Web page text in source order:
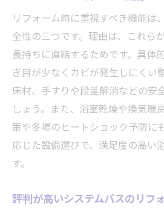
リフォーム体験談から
ト
浴室リフォーム後に意
重要性
暮らしを豊かにするリ
ショールーム訪問で分
リフォーム時に重視すべき機能は
全性の三つです。理由は、これら
長持ちに直結するためです。具体
ぎ目が少なくカビが発生しにくい
床材、手すりや段差解消などの安
しょう。また、浴室乾燥や換気暖
策や冬場のヒートショック予防に
応じた設備選びで、満足度の高い
す。
評判が高いシステムバスのリフ